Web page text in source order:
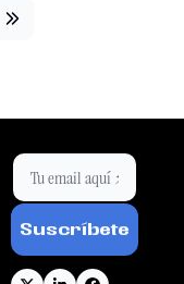
Suscríbete